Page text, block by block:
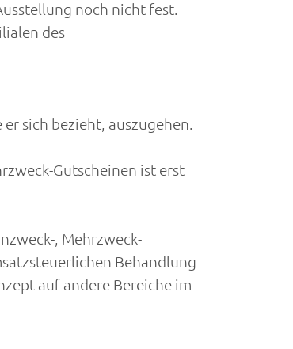
noch nicht fest.
des
sich bezieht, auszugehen.
Gutscheinen ist erst
, Mehrzweck-
Behandlung
auf andere Bereiche im